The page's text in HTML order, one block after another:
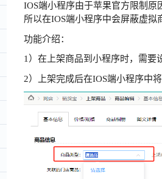
IOS端小程序由于苹果官方限制原
所以在IOS端小程序中会屏蔽虚拟
功能介绍：
1）在上架商品到小程序时，需要
2）上架完成后在IOS端小程序中